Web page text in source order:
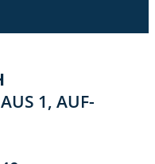
1, AUF­